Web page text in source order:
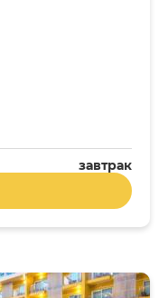
завтрак